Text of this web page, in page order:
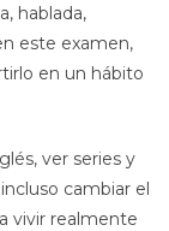
hablada,
este examen,
en un hábito
ver series y
cambiar el
vivir realmente